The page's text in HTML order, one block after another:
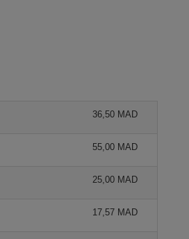
36,50 MAD
55,00 MAD
25,00 MAD
17,57 MAD